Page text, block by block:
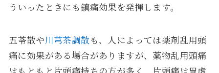
ういったときにも鎮痛効果を発揮します。
五苓散や川芎茶調散も、人によっては薬剤乱用頭
痛に効果がある場合がありますが、薬物乱用頭痛